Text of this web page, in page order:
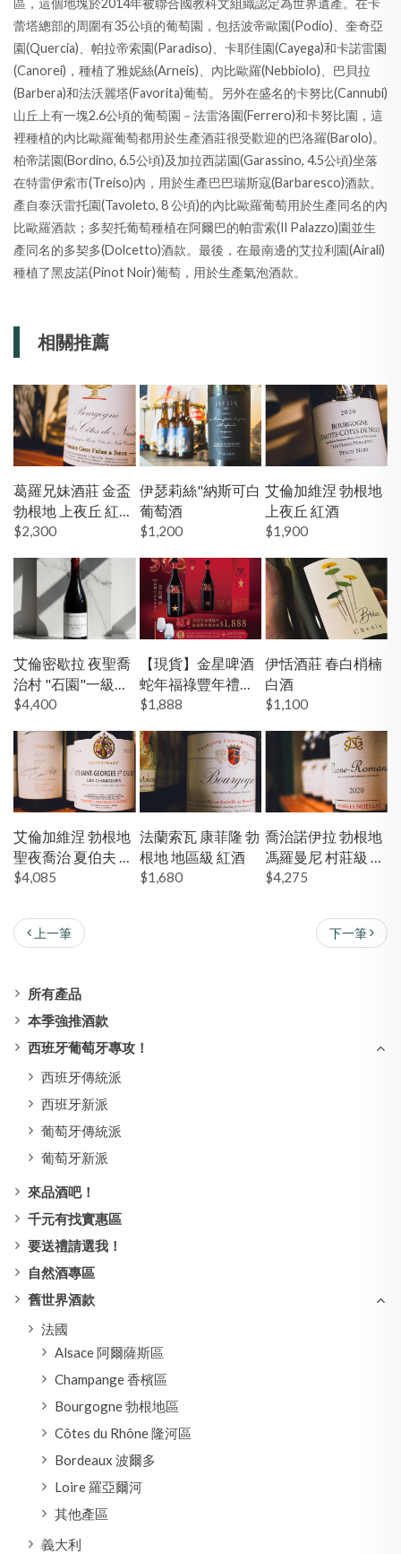
所有產品
本季強推酒款
西班牙葡萄牙專攻！
西班牙傳統派
西班牙新派
葡萄牙傳統派
葡萄牙新派
來品酒吧！
千元有找實惠區
要送禮請選我！
自然酒專區
舊世界酒款
法國
Alsace 阿爾薩斯區
Champange 香檳區
Bourgogne 勃根地區
Côtes du Rhône 隆河區
Bordeaux 波爾多
Loire 羅亞爾河
其他產區
義大利
蕾塔總部的周圍有35公頃的葡萄園，包括波帝歐園(Podio)、奎奇亞
園(Quercia)、帕拉帝索園(Paradiso)、卡耶佳園(Cayega)和卡諾雷園
(Canorei)，種植了雅妮絲(Arneis)、內比歐羅(Nebbiolo)、巴貝拉
(Barbera)和法沃麗塔(Favorita)葡萄。另外在盛名的卡努比(Cannubi)
山丘上有一塊2.6公頃的葡萄園－法雷洛園(Ferrero)和卡努比園，這
裡種植的內比歐羅葡萄都用於生產酒莊很受歡迎的巴洛羅(Barolo)。
柏帝諾園(Bordino, 6.5公頃)及加拉西諾園(Garassino, 4.5公頃)坐落
在特雷伊索市(Treiso)內，用於生產巴巴瑞斯寇(Barbaresco)酒款。
產自泰沃雷托園(Tavoleto, 8 公頃)的內比歐羅葡萄用於生產同名的內
比歐羅酒款；多契托葡萄種植在阿爾巴的帕雷索(Il Palazzo)園並生
產同名的多契多(Dolcetto)酒款。最後，在最南邊的艾拉利園(Airali)
種植了黑皮諾(Pinot Noir)葡萄，用於生產氣泡酒款。
相關推薦
葛羅兄妹酒莊 金盃
勃根地 上夜丘 紅酒
19'
$2,300
伊瑟莉絲"納斯可白
葡萄酒
$1,200
艾倫加維涅 勃根地
上夜丘 紅酒
$1,900
艾倫密歇拉 夜聖喬
治村 "石園"一級園
勃根地 紅酒
$4,400
【現貨】金星啤酒
蛇年福祿豐年禮盒
組（含蔡司水彩水
$1,888
伊恬酒莊 春白梢楠
白酒
$1,100
艾倫加維涅 勃根地
聖夜喬治 夏伯夫 一
級園 紅酒
$4,085
法蘭索瓦 康菲隆 勃
根地 地區級 紅酒
$1,680
喬治諾伊拉 勃根地
馮羅曼尼 村莊級 紅
酒
$4,275
下一筆
上一筆